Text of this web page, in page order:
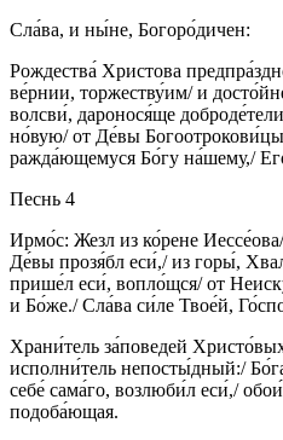
Сла́ва, и ны́не, Богоро́дичен:
Рождества́ Христова
ве́рнии, торжеству́им/ и
волсви́, даронося́ще
но́вую/ от Де́вы
ражда́ющемуся Бо́гу на́шему,/
Песнь 4
Ирмо́с: Жезл из ко́рене
Де́вы прозя́бл еси́,/ из горы́,
прише́л еси́, вопло́щся/ от
и Бо́же./ Сла́ва си́ле Твое́й,
Храни́тель за́поведей
исполни́тель непосты́дный:/
себе́ сама́го, возлюби́л еси́,/
подоба́ющая.